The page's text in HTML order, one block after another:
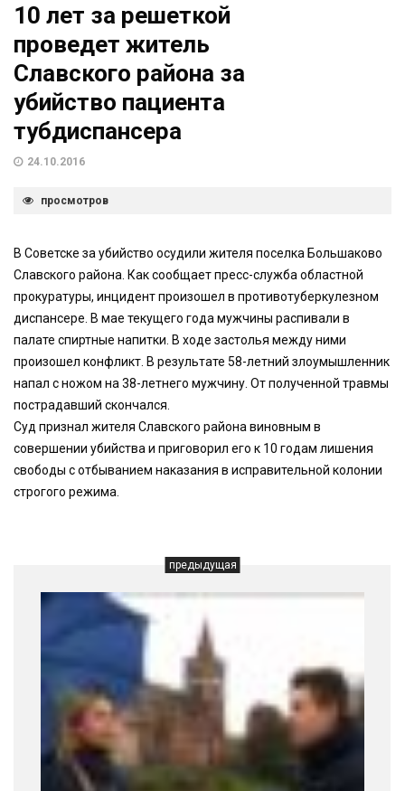
10 лет за решеткой
проведет житель
Славского района за
убийство пациента
тубдиспансера
24.10.2016
просмотров
В Советске за убийство осудили жителя поселка Большаково
Славского района. Как сообщает пресс-служба областной
прокуратуры, инцидент произошел в противотуберкулезном
диспансере. В мае текущего года мужчины распивали в
палате спиртные напитки. В ходе застолья между ними
произошел конфликт. В результате 58-летний злоумышленник
напал с ножом на 38-летнего мужчину. От полученной травмы
пострадавший скончался.
Суд признал жителя Славского района виновным в
совершении убийства и приговорил его к 10 годам лишения
свободы с отбыванием наказания в исправительной колонии
строгого режима.
предыдущая